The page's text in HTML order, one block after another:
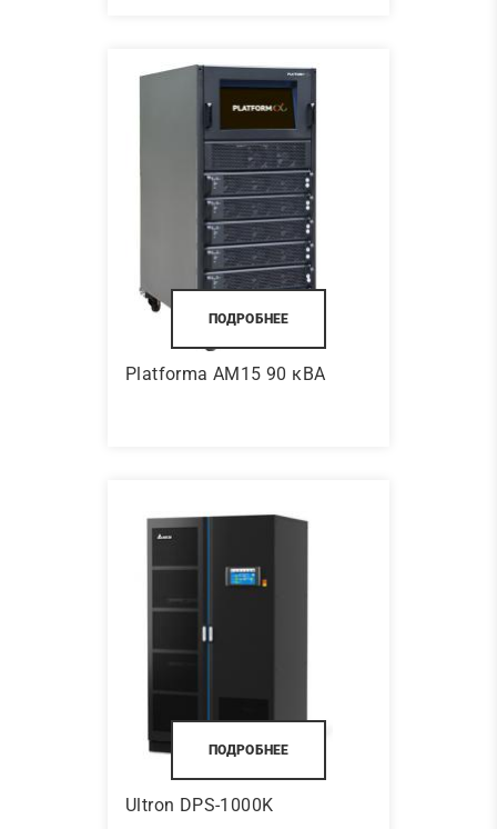
Platforma AM15 90 кВА
ПОДРОБНЕЕ
Ultron DPS-1000K
ПОДРОБНЕЕ